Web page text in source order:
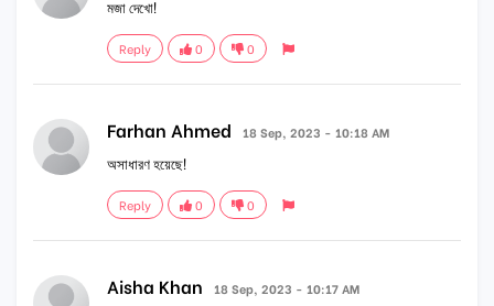
মজা দেখো!
Reply 0 0
Farhan Ahmed 18 Sep, 2023 - 10:18 AM
অসাধারণ হয়েছে!
Reply 0 0
Aisha Khan 18 Sep, 2023 - 10:17 AM